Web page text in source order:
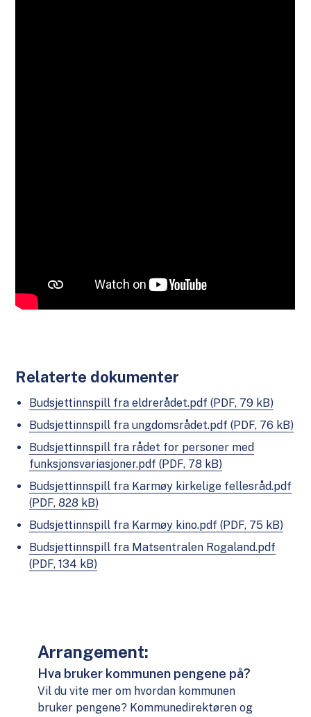
Relaterte dokumenter
Budsjettinnspill fra eldrerådet.pdf (PDF, 79 kB)
Budsjettinnspill fra ungdomsrådet.pdf (PDF, 76 kB)
Budsjettinnspill fra rådet for personer med
funksjonsvariasjoner.pdf (PDF, 78 kB)
Budsjettinnspill fra Karmøy kirkelige fellesråd.pdf
(PDF, 828 kB)
Budsjettinnspill fra Karmøy kino.pdf (PDF, 75 kB)
Budsjettinnspill fra Matsentralen Rogaland.pdf
(PDF, 134 kB)
Arrangement:
Hva bruker kommunen pengene på?
Vil du vite mer om hvordan kommunen
bruker pengene? Kommunedirektøren og